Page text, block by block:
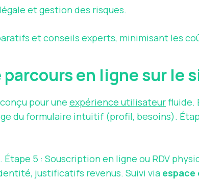
et gestion des risques.
et conseils experts, minimisant les
en ligne sur le
pour une expérience utilisateurfluide.
du formulaire intuitif (profil, besoins).
5 : Souscription en ligne ou RDV
justificatifs revenus. Suivi via espace